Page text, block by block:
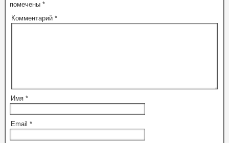
помечены *
Комментарий *
Имя *
Email *